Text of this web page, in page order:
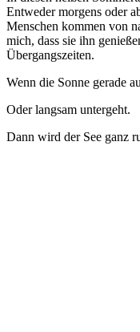
Ent­we­der mor­gens oder
Men­schen kom­men von
mich, dass sie ihn
Übergangszeiten.
Wenn die Son­ne gera­de
Oder lang­sam untergeht.
Dann wird der See ganz